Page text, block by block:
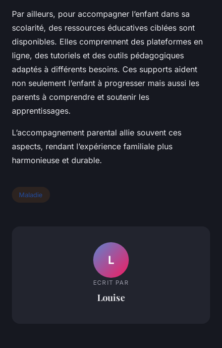
Par ailleurs, pour accompagner l’enfant dans sa
scolarité, des ressources éducatives ciblées sont
disponibles. Elles comprennent des plateformes en
ligne, des tutoriels et des outils pédagogiques
adaptés à différents besoins. Ces supports aident
non seulement l’enfant à progresser mais aussi les
parents à comprendre et soutenir les
apprentissages.
L’accompagnement parental allie souvent ces
aspects, rendant l’expérience familiale plus
harmonieuse et durable.
Maladie
L
ECRIT PAR
Louise